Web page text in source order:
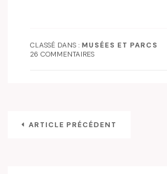
CLASSÉ DANS :MUSÉES ET PARCS
26 COMMENTAIRES
ARTICLE PRÉCÉDENT